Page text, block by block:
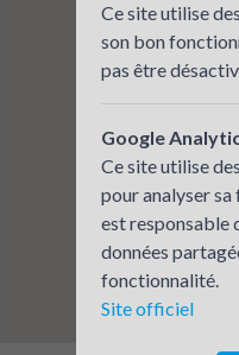
Ce site utilise
son bon
pas être
Google
Ce site utilise
pour analyser
est responsable
données
fonctionnalité.
Site officiel